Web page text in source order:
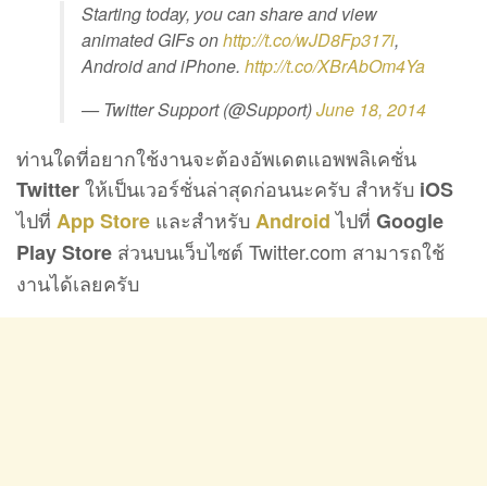
Starting today, you can share and view
animated GIFs onhttp://t.co/wJD8Fp317i,
Android and iPhone. http://t.co/XBrAbOm4Ya
— Twitter Support (@Support)June 18, 2014
ท่านใดที่อยากใช้งานจะต้องอัพเดตแอพพลิเคชั่น
Twitterให้เป็นเวอร์ชั่นล่าสุดก่อนนะครับ สำหรับ iOS
ไปที่ App Store และสำหรับ Androidไปที่ Google
Play Store ส่วนบนเว็บไซต์ Twitter.com สามารถใช้
งานได้เลยครับ